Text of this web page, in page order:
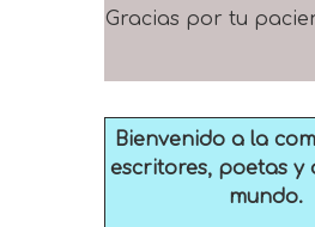
Gracias por tu
Bienvenido a la
escritores, poetas y
mundo.